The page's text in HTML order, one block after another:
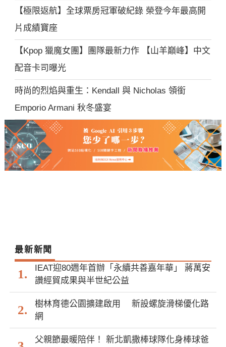
【極限返航】全球票房冠軍破紀錄 榮登今年最高開
片成績寶座
【Kpop 獵魔女團】團隊最新力作 【山羊巔峰】中文
配音卡司曝光
時尚的烈焰與重生：Kendall 與 Nicholas 領銜
Emporio Armani 秋冬盛宴
最新新聞
IEAT迎80週年首辦「永續共善嘉年華」 蔣萬安
讚經貿成果與半世紀公益
樹林育德公園擴建啟用 新設螺旋滑梯優化路
網
父親節最暖陪伴！ 新北凱撒棒球隊化身棒球爸